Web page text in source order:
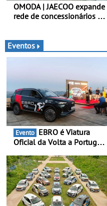
OMODA | JAECOO expande
rede de concessionários -
bom ritmo
Eventos
Evento
Oficial da Volta a Portugal
presença nacional ao lado
da mítica prova de ciclismo
e leva a sua gama SUV
multi-energia às estradas
de Portugal